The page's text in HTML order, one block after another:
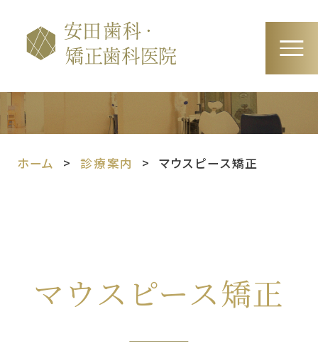
ホーム 診療案内 マウスピース矯正
マウスピース矯正